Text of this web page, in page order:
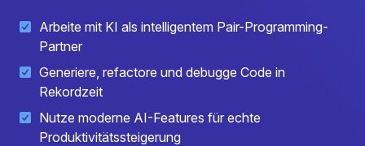
Arbeite mit KI als intelligentem Pair-Programming-
Partner
Generiere, refactore und debugge Code in
Rekordzeit
Nutze moderne AI-Features für echte
Produktivitätssteigerung